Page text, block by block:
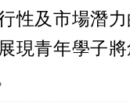
性及市場潛
現青年學子